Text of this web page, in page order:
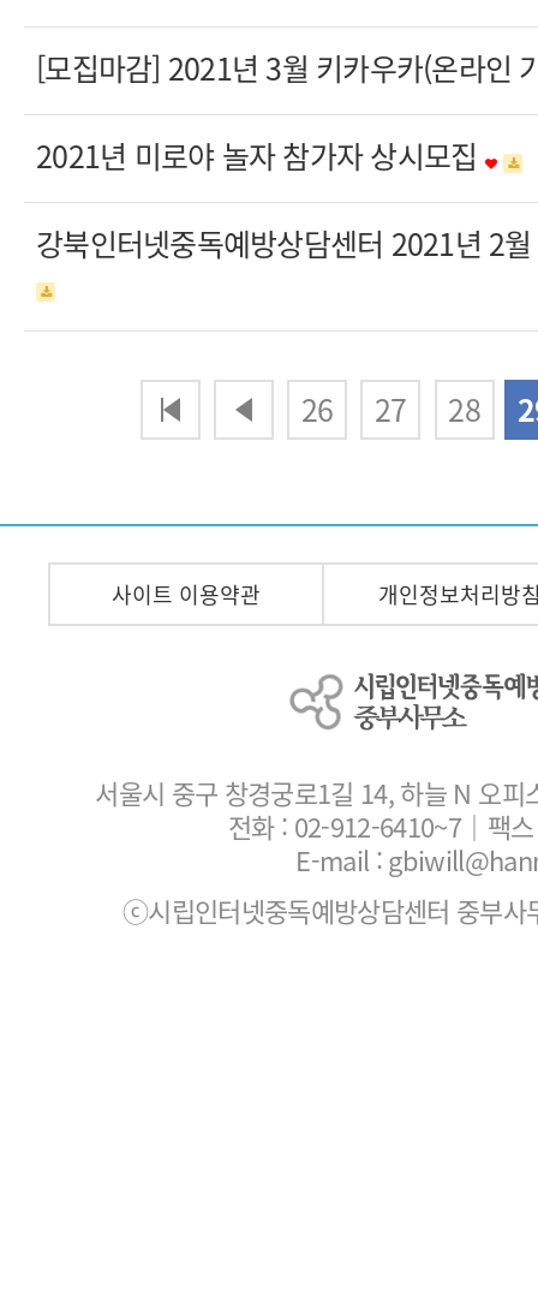
[모집마감] 2021년 3월 키카우카(온라
2021년 미로야 놀자 참가자 상시모집
강북인터넷중독예방상담센터 2021년 2
26 27 28
맨끝
사이트 이용약관 개인정보처리방
서울시 중구 창경궁로1길 14, 하늘 N 오
전화 : 02-912-6410~7 ｜팩
E-mail :
ⓒ시립인터넷중독예방상담센터 중부